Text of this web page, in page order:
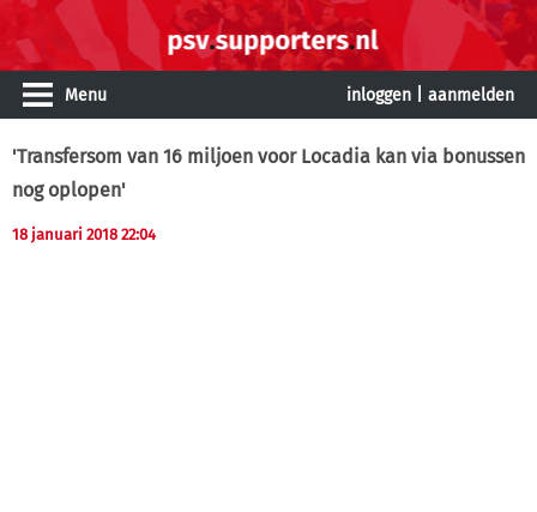
Menu inloggen aanmelden
'Transfersom van 16 miljoen voor Locadia kan via bonussen
nog oplopen'
18 januari 2018 22:04